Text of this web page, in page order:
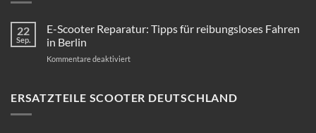
22
Sep.
E-Scooter Reparatur: Tipps für reibungsloses Fahren
in Berlin
Kommentare deaktiviertfür
Reparatur:
ERSATZTEILE SCOOTER DEUTSCHLAND